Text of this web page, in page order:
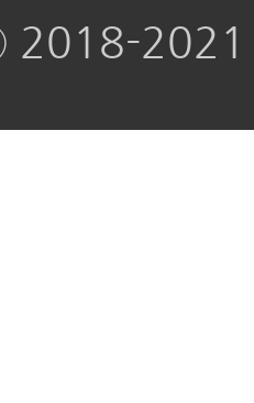
2021